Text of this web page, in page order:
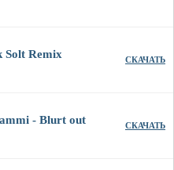
Solt Remix СКАЧАТЬ
- Blurt out СКАЧАТЬ